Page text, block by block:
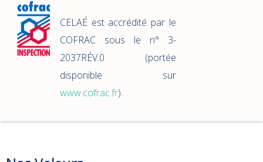
CELAÉ est accrédité par le
COFRAC sous le n° 3-
2037RÉV.0 (portée
disponible sur
www.cofrac.fr).